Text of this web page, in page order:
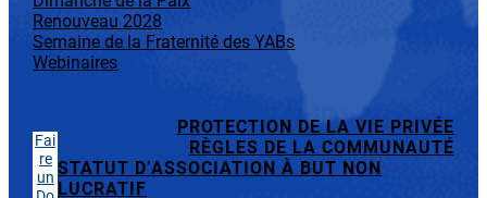
Renouveau 2028
Semaine de la Fraternité des YABs
Webinaires
Fai
re
un
PROTECTION DE LA VIE PRIVÉE
RÈGLES DE LA COMMUNAUTÉ
STATUT D’ASSOCIATION À BUT NON
LUCRATIF